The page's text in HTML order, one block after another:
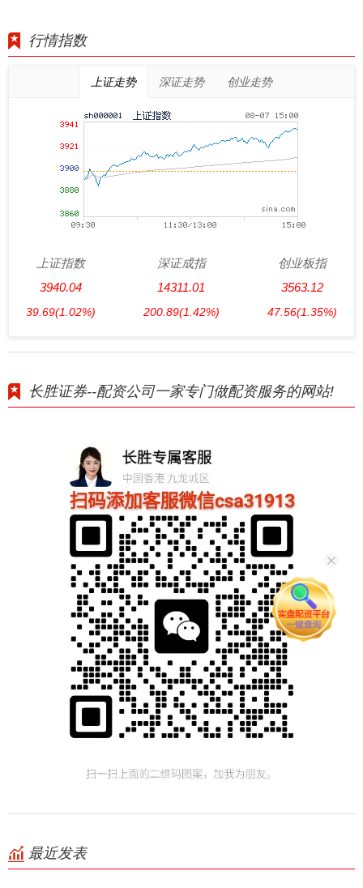
行情指数
上证走势 深证走势 创业走势
上证指数
3940.04
39.69(1.02%)
深证成指
14311.01
200.89(1.42%)
创业板指
3563.12
47.56(1.35%)
长胜证券--配资公司一家专门做配资服务的网站!
最近发表